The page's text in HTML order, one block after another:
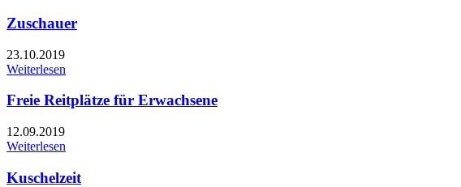
Zuschauer
23.10.2019
Weiterlesen
Freie Reitplätze für Erwachsene
12.09.2019
Weiterlesen
Kuschelzeit